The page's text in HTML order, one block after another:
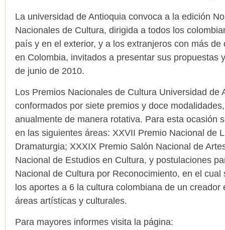
La universidad de Antioquia convoca a la edición
Nacionales de Cultura, dirigida a todos los
país y en el exterior, y a los extranjeros con más
en Colombia, invitados a presentar sus propuestas
de junio de 2010.
Los Premios Nacionales de Cultura Universidad de
conformados por siete premios y doce
anualmente de manera rotativa. Para esta ocasión
en las siguientes áreas: XXVII Premio Nacional de
Dramaturgia; XXXIX Premio Salón Nacional de
Nacional de Estudios en Cultura, y postulaciones
Nacional de Cultura por Reconocimiento, en el cual
los aportes a 6 la cultura colombiana de un creador
áreas artísticas y culturales.
Para mayores informes visita la página: